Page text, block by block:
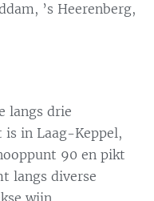
’s Heerenberg,
langs drie
is in Laag-Keppel,
90 en pikt
langs diverse